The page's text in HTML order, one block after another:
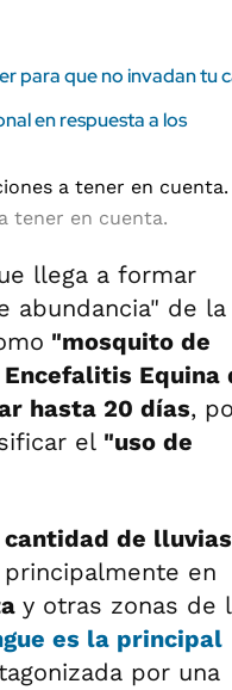
para que no invadan tu
en respuesta a los
tener en cuenta.
llega a formar
abundancia" de la
"mosquito de
Encefalitis Equina
hasta 20 días,
el "uso de
cantidad de lluvias
principalmente en
y otras zonas de
es la principal
por una